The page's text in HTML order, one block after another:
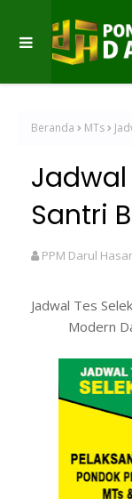
Beranda MTs
Jadwal
Santri
PPM Darul
Jadwal Tes
Modern